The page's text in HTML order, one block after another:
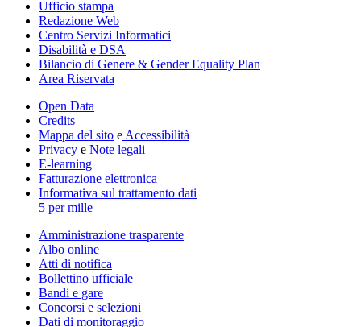
Ufficio stampa
Redazione Web
Centro Servizi Informatici
Disabilità e DSA
Bilancio di Genere & Gender Equality Plan
Area Riservata
Open Data
Credits
Mappa del sito e Accessibilità
Privacy e Note legali
E-learning
Fatturazione elettronica
Informativa sul trattamento dati
5 per mille
Amministrazione trasparente
Albo online
Atti di notifica
Bollettino ufficiale
Bandi e gare
Concorsi e selezioni
Dati di monitoraggio